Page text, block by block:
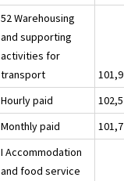
52 Warehousing
and supporting
activities for
transport
101,9
Hourly paid
102,5
Monthly paid
101,7
I Accommodation
and food service